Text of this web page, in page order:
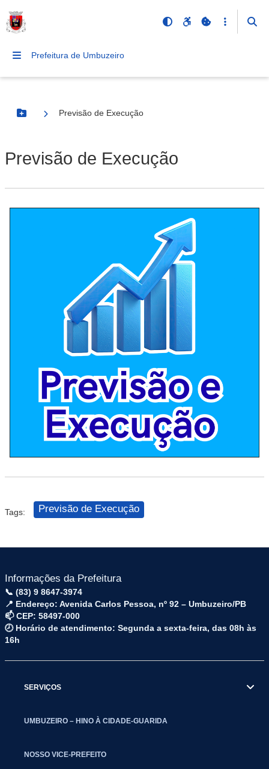
Prefeitura de Umbuzeiro
Botão Menu
Previsão de Execução
Previsão de Execução
Tags: Previsão de Execução
Informações da Prefeitura
📞 (83) 9 8647-3974
📍 Endereço: Avenida Carlos Pessoa, nº 92 – Umbuzeiro/PB
📫 CEP: 58497-000
🕗 Horário de atendimento: Segunda a sexta-feira, das 08h às
16h
SERVIÇOS
UMBUZEIRO – HINO À CIDADE-GUARIDA
NOSSO VICE-PREFEITO